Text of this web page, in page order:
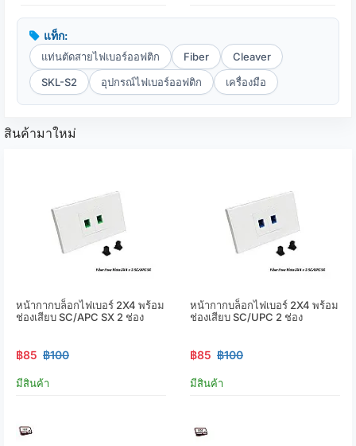
แท็ก:
แท่นตัดสายไฟเบอร์ออฟติก Fiber
Cleaver
SKL-S2
อุปกรณ์ไฟเบอร์ออฟติก เครื่องมือ
สินค้ามาใหม่
หน้ากากบล็อกไฟเบอร์ 2X4 พร้อม
ช่องเสียบ SC/APC SX 2 ช่อง
฿85 ฿100
มีสินค้า
หน้ากากบล็อกไฟเบอร์ 2X4 พร้อม
ช่องเสียบ SC/UPC 2 ช่อง
฿85 ฿100
มีสินค้า